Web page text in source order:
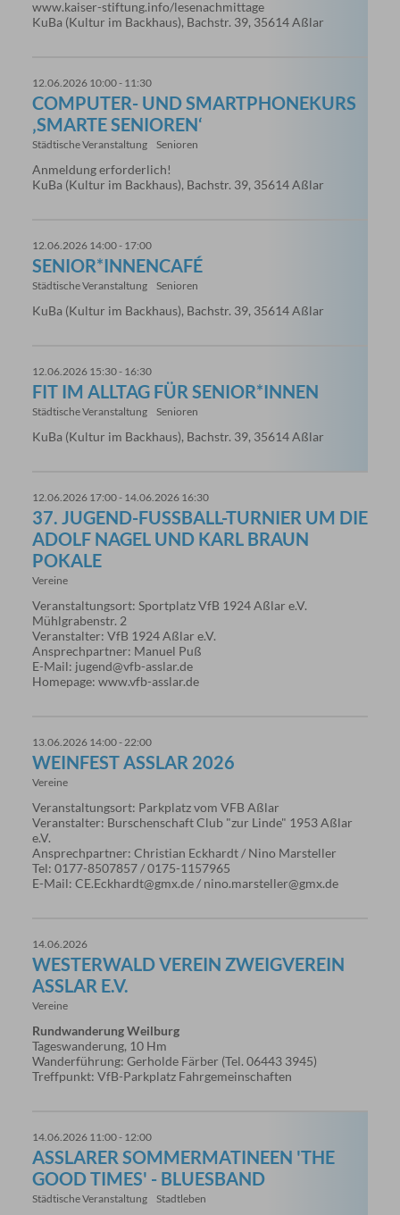
www.kaiser-stiftung.info/lesenachmittage
KuBa (Kultur im Backhaus), Bachstr. 39, 35614 Aßlar
12.06.2026 10:00 - 11:30
COMPUTER- UND SMARTPHONEKURS
‚SMARTE SENIOREN‘
Städtische Veranstaltung Senioren
Anmeldung erforderlich!
KuBa (Kultur im Backhaus), Bachstr. 39, 35614 Aßlar
12.06.2026 14:00 - 17:00
SENIOR*INNENCAFÉ
Städtische Veranstaltung Senioren
KuBa (Kultur im Backhaus), Bachstr. 39, 35614 Aßlar
12.06.2026 15:30 - 16:30
FIT IM ALLTAG FÜR SENIOR*INNEN
Städtische Veranstaltung Senioren
KuBa (Kultur im Backhaus), Bachstr. 39, 35614 Aßlar
12.06.2026 17:00 - 14.06.2026 16:30
37. JUGEND-FUSSBALL-TURNIER UM DIE A
DOLF NAGEL UND KARL BRAUN P
OKALE
Vereine
Veranstaltungsort: Sportplatz VfB 1924 Aßlar e.V.
Mühlgrabenstr. 2
Veranstalter: VfB 1924 Aßlar e.V.
Ansprechpartner: Manuel Puß
E-Mail: jugend@vfb-asslar.de
Homepage: www.vfb-asslar.de
13.06.2026 14:00 - 22:00
WEINFEST ASSLAR 2026
Vereine
Veranstaltungsort: Parkplatz vom VFB Aßlar
Veranstalter: Burschenschaft Club "zur Linde" 1953 Aßlar
e.V.
Ansprechpartner: Christian Eckhardt / Nino Marsteller
Tel: 0177-8507857 / 0175-1157965
E-Mail: CE.Eckhardt@gmx.de / nino.marsteller@gmx.de
14.06.2026
WESTERWALD VEREIN ZWEIGVEREIN
ASSLAR E.V.
Vereine
Rundwanderung Weilburg
Tageswanderung, 10 Hm
Wanderführung: Gerholde Färber (Tel. 06443 3945)
Treffpunkt: VfB-Parkplatz Fahrgemeinschaften
14.06.2026 11:00 - 12:00
ASSLARER SOMMERMATINEEN 'THE G
OOD TIMES' - BLUESBAND
Städtische Veranstaltung Stadtleben